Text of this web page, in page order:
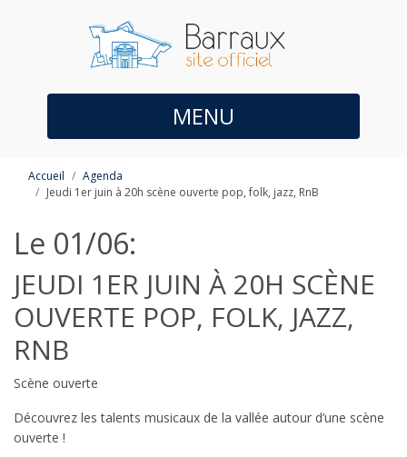
MENU
Accueil
Agenda
Jeudi 1er juin à 20h scène ouverte pop, folk, jazz, RnB
Le 01/06:
JEUDI 1ER JUIN À 20H SCÈNE
OUVERTE POP, FOLK, JAZZ,
RNB
Scène ouverte
Découvrez les talents musicaux de la vallée autour d’une scène
ouverte !